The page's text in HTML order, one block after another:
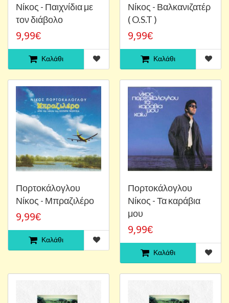
Νίκος - Παιχνίδια με
τον διάβολο
9,99€
Καλάθι
Νίκος - Βαλκανιζατέρ
( O.S.T )
9,99€
Καλάθι
Πορτοκάλογλου
Νίκος - Μπραζιλέρο
9,99€
Καλάθι
Πορτοκάλογλου
Νίκος - Τα καράβια
μου
9,99€
Καλάθι